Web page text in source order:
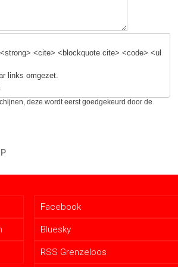
<cite> <blockquote cite> <code> <ul
links omgezet.
deze wordt eerst goedgekeurd door de
Facebook
Bluesky
RSS Grenzeloos